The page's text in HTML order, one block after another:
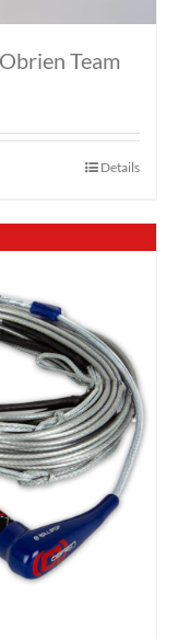
Team
Details